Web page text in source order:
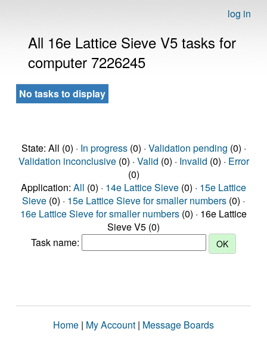
log in
All 16e Lattice Sieve V5 tasks for
computer 7226245
No tasks to display
State: All (0) · In progress(0) · Validation pending (0) ·
Validation inconclusive(0) · Valid (0) · Invalid (0) · Error
(0)
Application: All (0) · 14e Lattice Sieve (0) · 15e Lattice
Sieve (0) · 15e Lattice Sieve for smaller numbers (0) ·
16e Lattice Sieve for smaller numbers (0) · 16e Lattice
Sieve V5 (0)
Task name:
Home | My Account | Message Boards